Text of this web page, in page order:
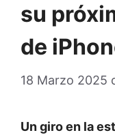
su
de
18 Marzo 2025
Un giro en la